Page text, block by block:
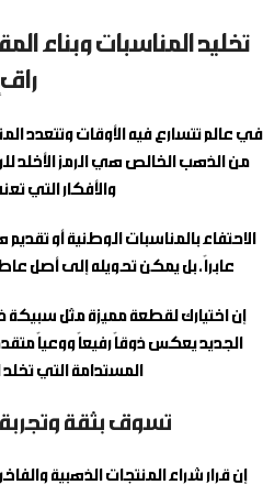
تخليد المناسبات وبناء
راقٍ
في عالم تتسارع فيه الأوقات وتتعدد
من الذهب الخالص هي الرمز الأخلد
والأفكار التي
الاحتفاء بالمناسبات الوطنية أو
عابراً، بل يمكن تحويله إلى أصل
إن اختيارك لقطعة مميزة مثل
الجديديعكس ذوقاً رفيعاً ووعياً
المستدامة التي تخلد
تسوق بثقة وتجربة
إن قرار شراء المنتجات الذهبية